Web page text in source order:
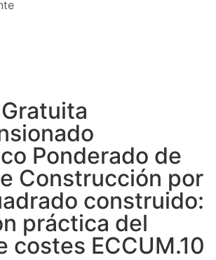
Ponderado de
Construcción por
construido:
práctica del
costes ECCUM.10